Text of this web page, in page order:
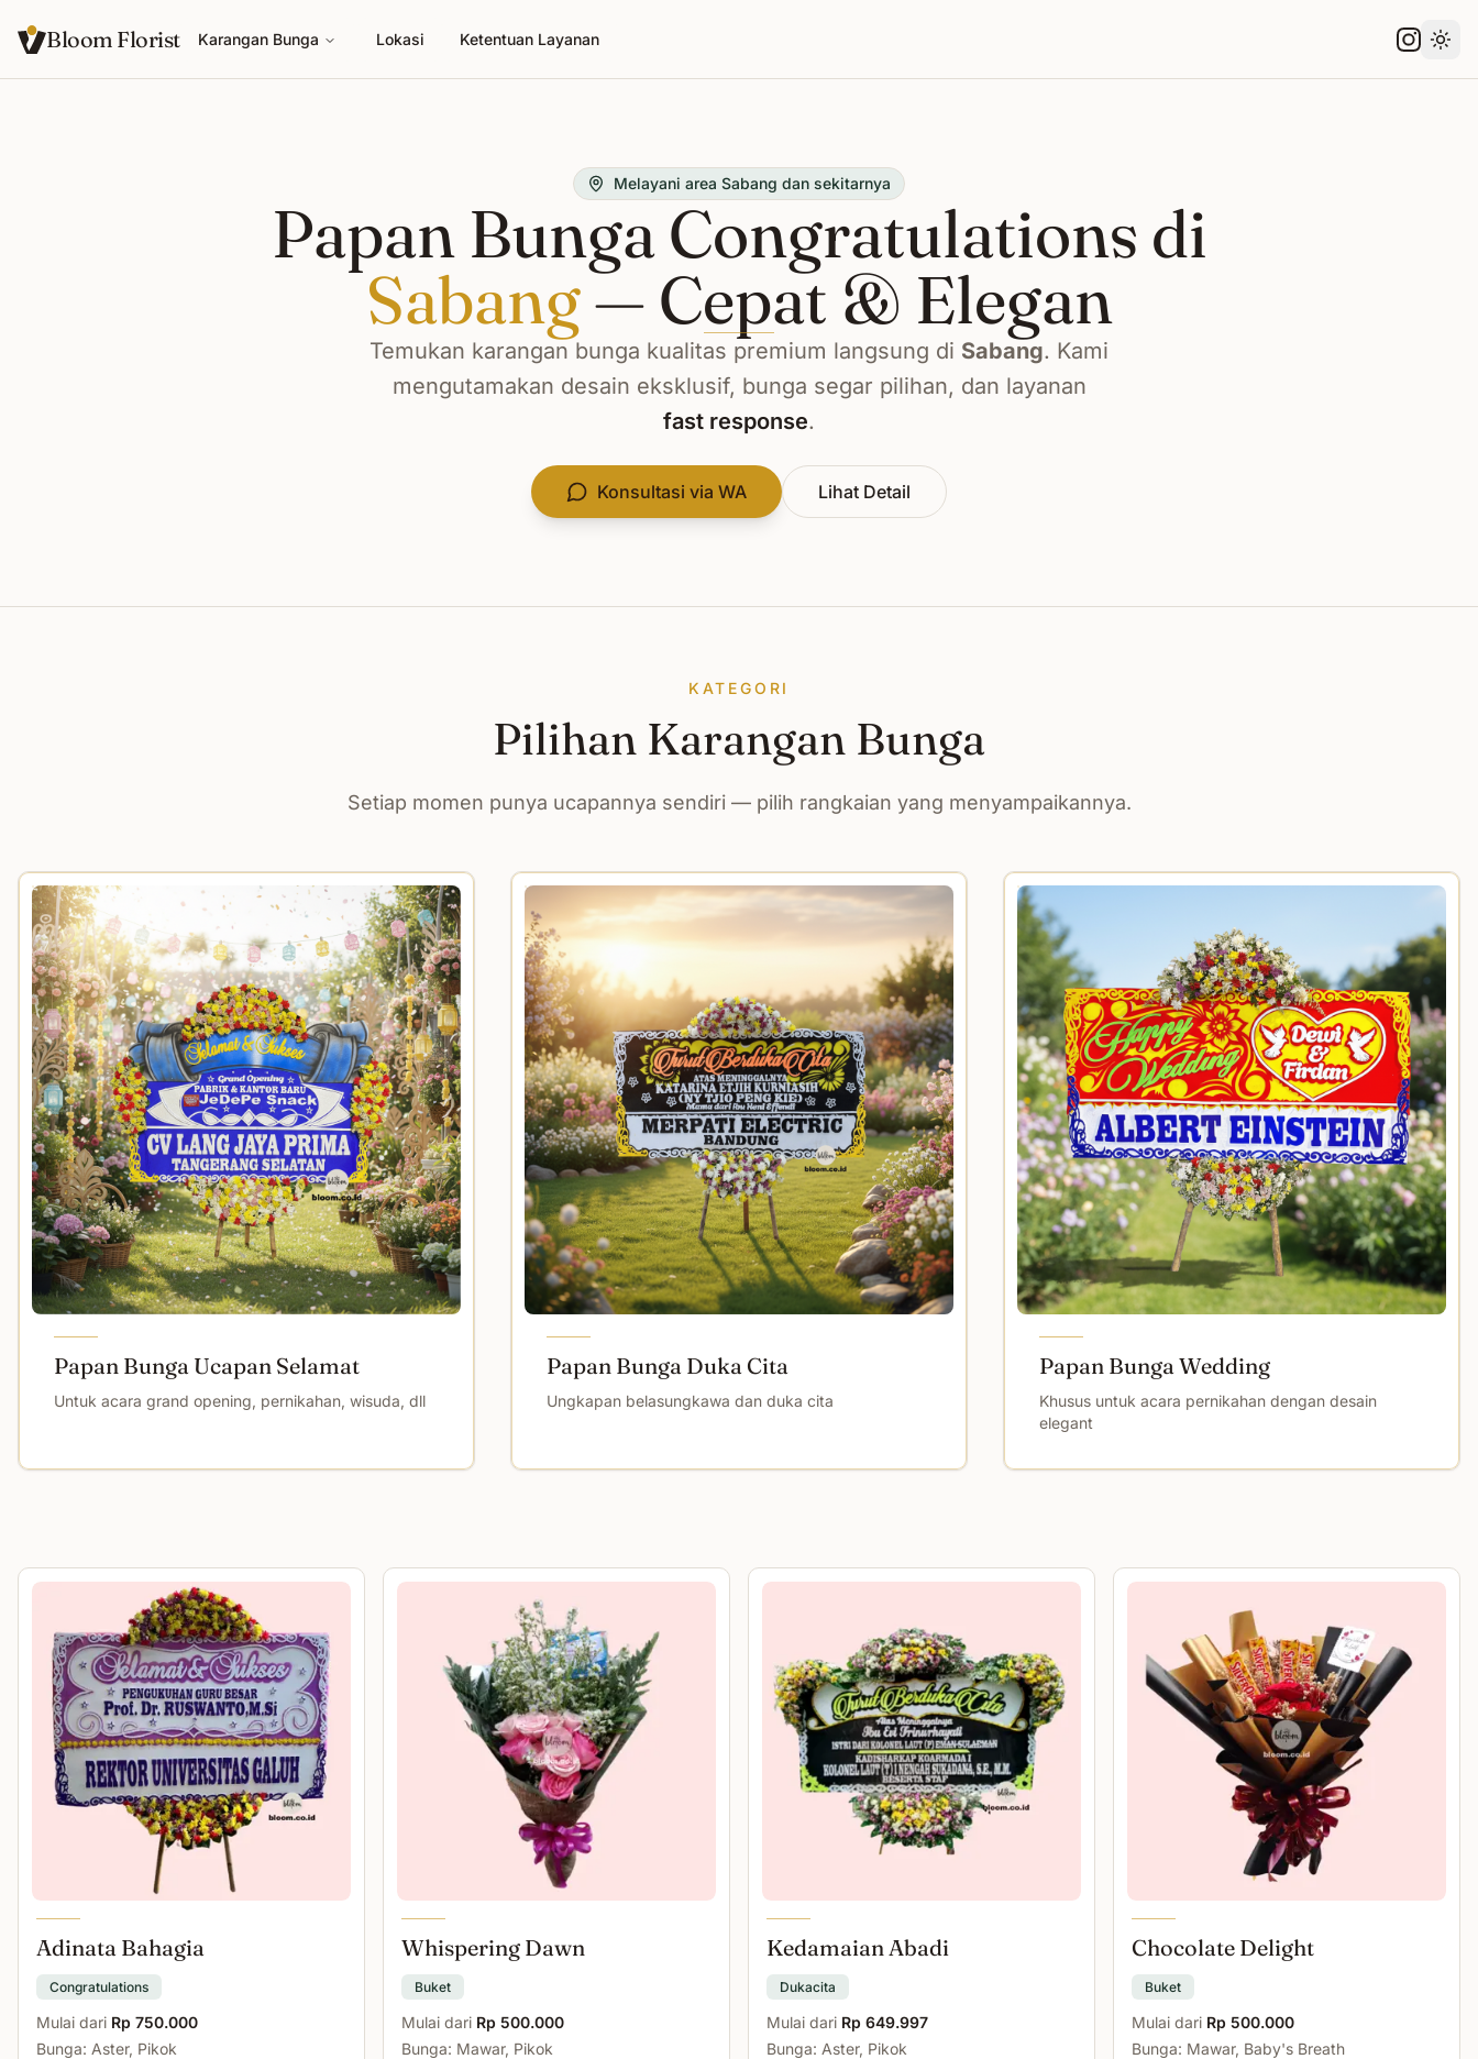
Bloom Florist Karangan Bunga Lokasi Ketentuan Layanan
Melayani area Sabang dan sekitarnya
Papan Bunga Congratulations di
Sabang— Cepat & Elegan
Temukan karangan bunga kualitas premium langsung di Sabang. Kami
mengutamakan desain eksklusif, bunga segar pilihan, dan layanan
fast response.
Konsultasi via WA Lihat Detail
KATEGORI
Pilihan Karangan Bunga
Setiap momen punya ucapannya sendiri — pilih rangkaian yang menyampaikannya.
Papan Bunga Ucapan Selamat
Untuk acara grand opening, pernikahan, wisuda, dll
Papan Bunga Duka Cita
Ungkapan belasungkawa dan duka cita
Papan Bunga Wedding
Khusus untuk acara pernikahan dengan desain
elegant
Adinata Bahagia
Congratulations
Mulai dari Rp 750.000
Bunga: Aster, Pikok
Whispering Dawn
Buket
Mulai dari Rp 500.000
Bunga: Mawar, Pikok
Kedamaian Abadi
Dukacita
Mulai dari Rp 649.997
Bunga: Aster, Pikok
Chocolate Delight
Buket
Mulai dari Rp 500.000
Bunga: Mawar, Baby's Breath